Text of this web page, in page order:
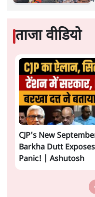
ताजा वीडियो
CJP's New
Barkha Dutt
Panic! | Ashutosh